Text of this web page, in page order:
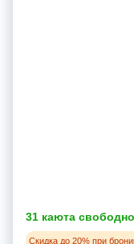
31 каюта свободно
Скидка до 20% при